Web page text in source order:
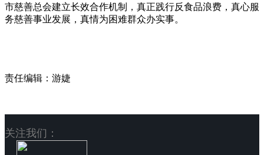
市慈善总会建立长效合作机制，真正践行反食品浪费，真心服
务慈善事业发展，真情为困难群众办实事。
责任编辑：游婕
关注我们：